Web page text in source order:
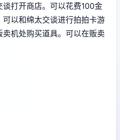
打开商店。可以花费100金
可以和绵太交谈进行拍拍卡游
机处购买道具。可以在贩卖